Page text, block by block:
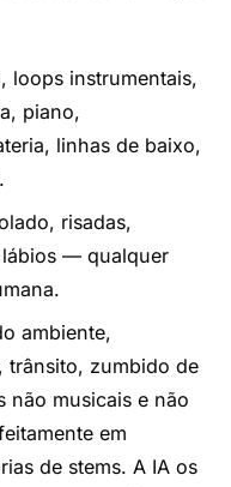
loops instrumentais,
piano,
linhas de baixo,
risadas,
lábios — qualquer
ambiente,
trânsito, zumbido de
não musicais e não
em
de stems. A IA os